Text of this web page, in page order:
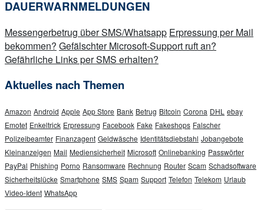
DAUERWARNMELDUNGEN
Messengerbetrug über SMS/Whatsapp Erpressung per Mail
bekommen? Gefälschter Microsoft-Support ruft an?
Gefährliche Links per SMS erhalten?
Aktuelles nach Themen
Amazon Android Apple App Store Bank Betrug Bitcoin Corona DHL ebay
Emotet Enkeltrick Erpressung Facebook Fake Fakeshops Falscher
Polizeibeamter Finanzagent Geldwäsche Identitätsdiebstahl Jobangebote
Kleinanzeigen Mail Mediensicherheit Microsoft Onlinebanking Passwörter
PayPal Phishing Porno Ransomware Rechnung Router Scam Schadsoftware
Sicherheitslücke Smartphone SMS Spam Support Telefon Telekom Urlaub
Video-Ident WhatsApp